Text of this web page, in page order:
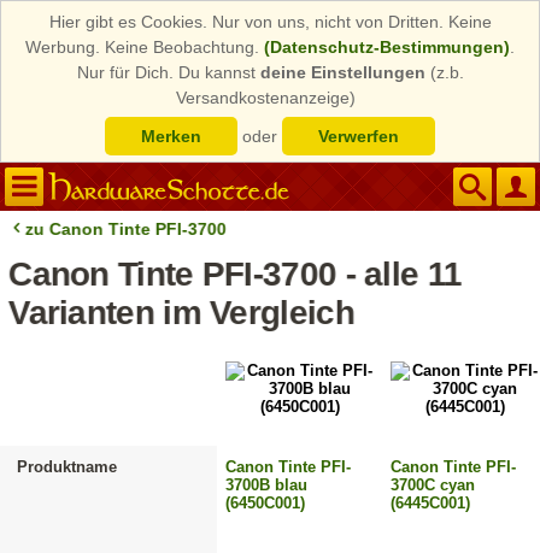
Hier gibt es Cookies. Nur von uns, nicht von Dritten. Keine
Werbung. Keine Beobachtung. (Datenschutz-Bestimmungen)
Nur für Dich. Du kannst deine Einstellungen (z.b.
Versandkostenanzeige)
Merken
oder Verwerfen
zu Canon Tinte PFI-3700
Canon Tinte PFI-3700 - alle 11
Varianten im Vergleich
Produktname
Canon Tinte PFI-
3700B blau
(6450C001)
Canon Tinte PFI-
3700C cyan
(6445C001)